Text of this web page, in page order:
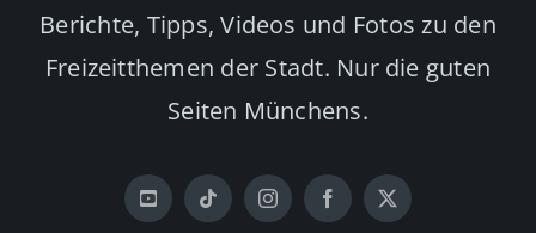
Berichte, Tipps, Videos und Fotos zu den
Freizeitthemen der Stadt. Nur die guten
Seiten Münchens.